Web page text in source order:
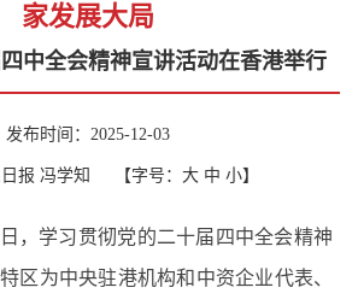
家发展大局
中全会精神宣讲活动在香港举行
发布时间：2025-12-03
报 冯学知 【字号： 大 中 小】
，学习贯彻党的二十届四中全会精神
区为中央驻港机构和中资企业代表、